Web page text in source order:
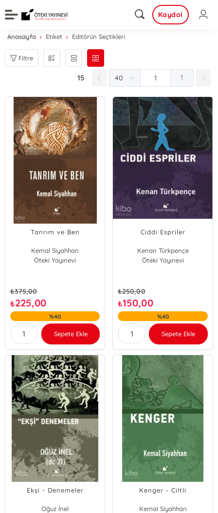
Kaydol
Anasayfa Etiket Editörün Seçtikleri
Filtre
15 1
Tanrım ve Ben
Kemal Siyahhan
Öteki Yayınevi
₺375,00
₺225,00
%40
Sepete Ekle
Ciddi Espriler
Kenan Türkpençe
Öteki Yayınevi
₺250,00
₺150,00
%40
Sepete Ekle
Ekşi - Denemeler
Oğuz İnel
Kenger - Ciltli
Kemal Siyahhan